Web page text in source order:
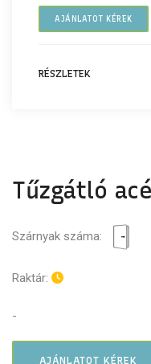
AJÁNLATOT KÉREK
RÉSZLETEK
Tűzgátló
Szárnyak száma:
Raktár:
-
AJÁNLATOT KÉREK